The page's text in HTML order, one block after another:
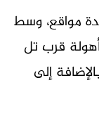
مواقع، وسط
قرب تل
إلى